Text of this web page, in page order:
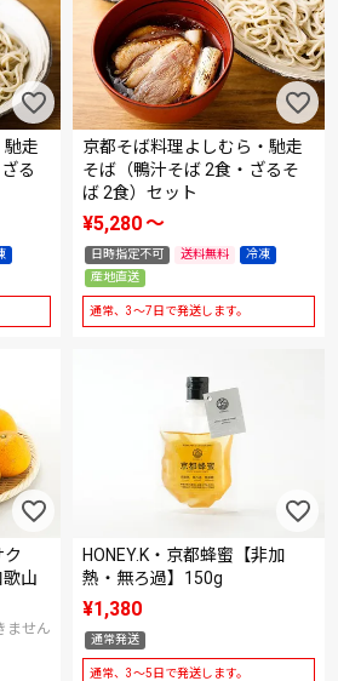
馳走
る
京都そば料理よしむら・馳走
そば（鴨汁そば 2食・ざるそ
ば 2食）セット
¥5,280〜
日時指定不可 送料無料
冷凍
産地直送
通常、3～7日で発送します。
山
ません
HONEY.K・京都蜂蜜【非加
熱・無ろ過】150g
¥1,380
通常発送
通常、3～5日で発送します。